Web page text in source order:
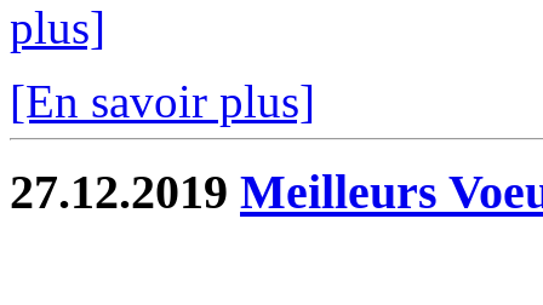
plus]
[En savoir plus]
27.12.2019 Meilleurs